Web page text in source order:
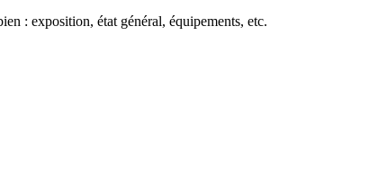
: exposition, état général, équipements, etc.